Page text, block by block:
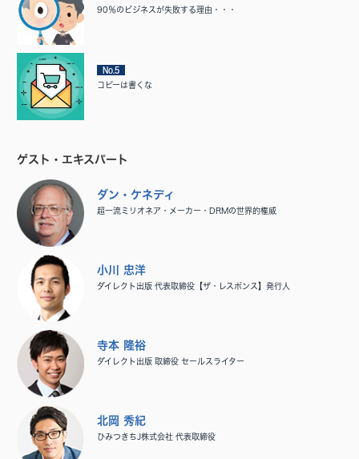
90％のビジネスが失敗する理由・・・
No.5
コピーは書くな
ゲスト・エキスパート
ダン・ケネディ
超一流ミリオネア・メーカー・DRMの世界的権威
小川 忠洋
ダイレクト出版 代表取締役【ザ・レスポンス】発行人
寺本 隆裕
ダイレクト出版 取締役 セールスライター
北岡 秀紀
ひみつきちJ株式会社 代表取締役